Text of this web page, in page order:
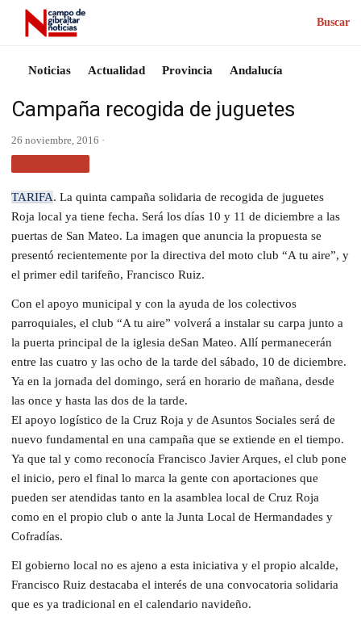
Buscar
Noticias Actualidad Provincia Andalucía
Campaña recogida de juguetes
26 noviembre, 2016 ·
TARIFA. La quinta campaña solidaria de recogida de juguetes
Roja local ya tiene fecha. Será los días 10 y 11 de diciembre a las
puertas de San Mateo. La imagen que anuncia la propuesta se
presentó recientemente por la directiva del moto club “A tu aire”, y
el primer edil tarifeño, Francisco Ruiz.
Con el apoyo municipal y con la ayuda de los colectivos
parroquiales, el club “A tu aire” volverá a instalar su carpa junto a
la puerta principal de la iglesia deSan Mateo. Allí permanecerán
entre las cuatro y las ocho de la tarde del sábado, 10 de diciembre.
Ya en la jornada del domingo, será en horario de mañana, desde
las once y hasta las dos de la tarde.
El apoyo logístico de la Cruz Roja y de Asuntos Sociales será de
nuevo fundamental en una campaña que se extiende en el tiempo.
Ya que tal y como reconocía Francisco Javier Arques, el club pone
el inicio, pero el final lo marca la gente con aportaciones que
pueden ser atendidas tanto en la asamblea local de Cruz Roja
como en el propio club o ante la Junta Local de Hermandades y
Cofradías.
El gobierno local no es ajeno a esta iniciativa y el propio alcalde,
Francisco Ruiz destacaba el interés de una convocatoria solidaria
que es ya tradicional en el calendario navideño.